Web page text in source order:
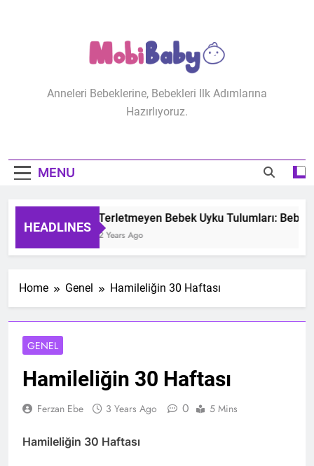
MobiBaby
Anneleri Bebeklerine, Bebekleri Ilk Adımlarına
Hazırlıyoruz.
MENU
HEADLINES
Terletmeyen Bebek Uyku Tulumları:
2 Years Ago
Home Genel Hamileliğin 30 Haftası
GENEL
Hamileliğin 30 Haftası
Ferzan Ebe 3 Years Ago 0 5 Mins
Hamileliğin 30 Haftası